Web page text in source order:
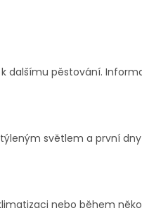
dalšímu pěstování.
světlem a první
nebo během